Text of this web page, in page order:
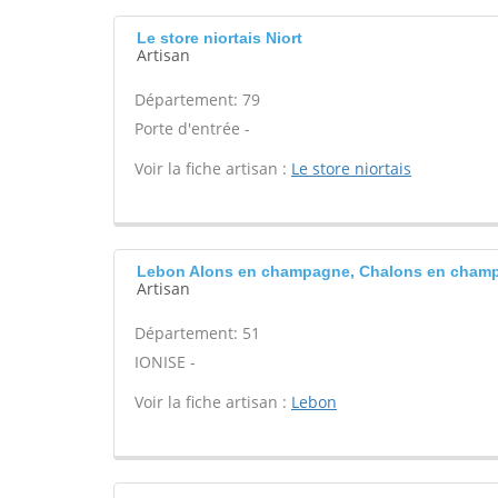
Le store niortais Niort
Artisan
Département: 79
Porte d'entrée -
Voir la fiche artisan : Le store niortais
Lebon Alons en champagne, Chalons en
Artisan
Département: 51
IONISE -
Voir la fiche artisan : Lebon